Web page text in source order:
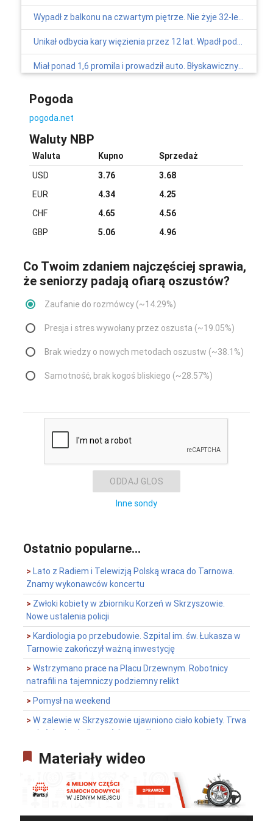
Centrum Wypoczynku i Rekreacji
Zespół „Śląsk” dla Niepodległej
2026-11-07 18:00
Wypadł z balkonu na czwartym piętrze. Nie żyje 32-letni mężczyzna
Unikał odbycia kary więzienia przez 12 lat. Wpadł podczas zakupów
Miał ponad 1,6 promila i prowadził auto. Błyskawiczny wyrok dla obywatela Gruzji
Nowe ustalenia po tragicznym wypadku w Wytrzyszczce. Policja wskazuje wstępną przyczynę wypadku
Pogoda
pogoda.net
Waluty NBP
Waluta Kupno
Sprzedaż
USD
3.76
3.68
EUR
4.34
4.25
CHF
4.65
4.56
GBP
5.06 4.96
Co Twoim zdaniem najczęściej sprawia,
że seniorzy padają ofiarą oszustów?
Zaufanie do rozmówcy (~14.29%)
Presja i stres wywołany przez oszusta (~19.05%)
Brak wiedzy o nowych metodach oszustw (~38.1%)
Samotność, brak kogoś bliskiego (~28.57%)
ODDAJ GLOS
Inne sondy
Ostatnio popularne...
> Lato z Radiem i Telewizją Polską wraca do Tarnowa.
Znamy wykonawców koncertu
> Zwłoki kobiety w zbiorniku Korzeń w Skrzyszowie.
Nowe ustalenia policji
> Kardiologia po przebudowie. Szpital im. św. Łukasza w
Tarnowie zakończył ważną inwestycję
> Wstrzymano prace na Placu Drzewnym. Robotnicy
natrafili na tajemniczy podziemny relikt
> Pomysł na weekend
> W zalewie w Skrzyszowie ujawniono ciało kobiety. Trwa
wyjaśnianie okoliczności tragedii
>
Osiem lat procesu i zaskakujący wyrok. Wszyscy
oskarżeni w sprawie Iwony Cygan uniewinnieni
>Pomysł na weekend
Wojewódzkie obchody Święta Policji w Tarnowie. Były
awanse, odznaczenia i ślubowanie
bookmark Materiały wideo